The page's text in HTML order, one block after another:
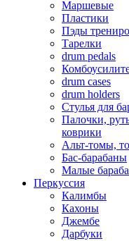
Маршевые
Пластики
Пэды
Тарелки
drum pedals
drum cases
drum holders
Стулья для
Палочки,
коврики
Альт-томы,
Бас-барабаны
Малые
Перкуссия
Калимбы
Кахоны
Джембе
Дарбуки